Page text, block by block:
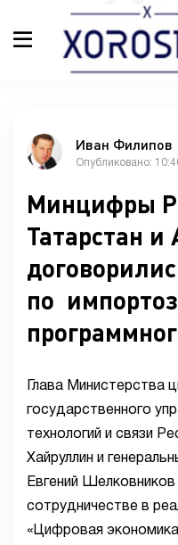
Иван Филипов
Опубликовано:
Минцифры
Татарстан
по
Глава Министерства
государственного
технологий и связи
Хайруллин и
Евгений
сотрудничестве в
«Цифровая